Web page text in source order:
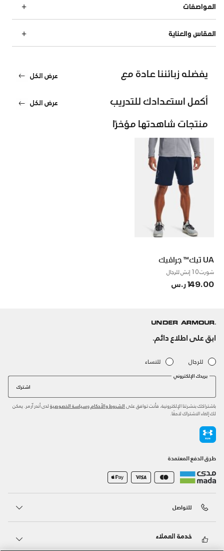
المواصفات
المقاس والعناية
يفضله زبائننا عادة مع عرض الكل
أكمل استعدادك للتدريب عرض الكل
منتجات شاهدتها مؤخرًا
UA تيك™ جرافيك
شورت 10 إنش للرجال
149.00 ر.س
ابق على اطلاع دائم.
للرجال للنساء
بريدك الإلكتروني
اشترك
باشتراكك بنشرتنا الإلكترونية، فأنت توافق على الشروط والأحكام وسياسة الخصوصية لدى أندر آرمر. يمكن
لك إلغاء الاشتراك لاحقًا.
طرق الدفع المعتمدة
للتواصل
خدمة العملاء